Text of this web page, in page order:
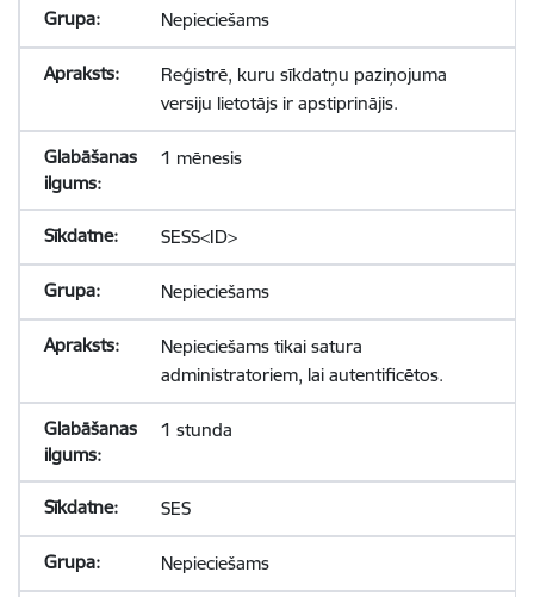
Nepieciešams
Reģistrē, kuru sīkdatņu paziņojuma
versiju lietotājs ir apstiprinājis.
1 mēnesis
SESS<ID>
Nepieciešams
Nepieciešams tikai satura
administratoriem, lai autentificētos.
1 stunda
SES
Nepieciešams